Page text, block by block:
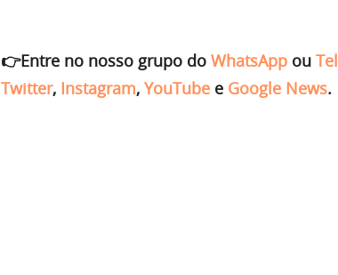
👉Entre no nosso grupo do WhatsApp ou
Twitter, Instagram, YouTube e Google News.